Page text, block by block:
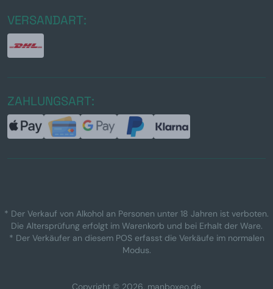
VERSANDART:
ZAHLUNGSART:
* Der Verkauf von Alkohol an Personen unter 18 Jahren ist verboten.
Die Altersprüfung erfolgt im Warenkorb und bei Erhalt der Ware.
* Der Verkäufer an diesem POS erfasst die Verkäufe im normalen
Modus.
Copyright © 2026, manboxeo.de